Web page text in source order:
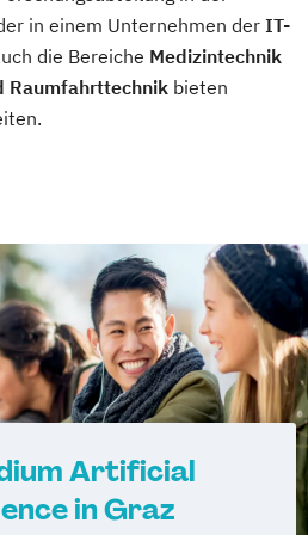
Facility Management
(DE/EN)
Management
Pflegepädagogik
Growth Hacking
EN)
Entrepreneurs (DE/EN)
in einem Unternehmen der IT-
die Bereiche Medizintechnik
Raumfahrttechnik bieten
Artificial
in Graz